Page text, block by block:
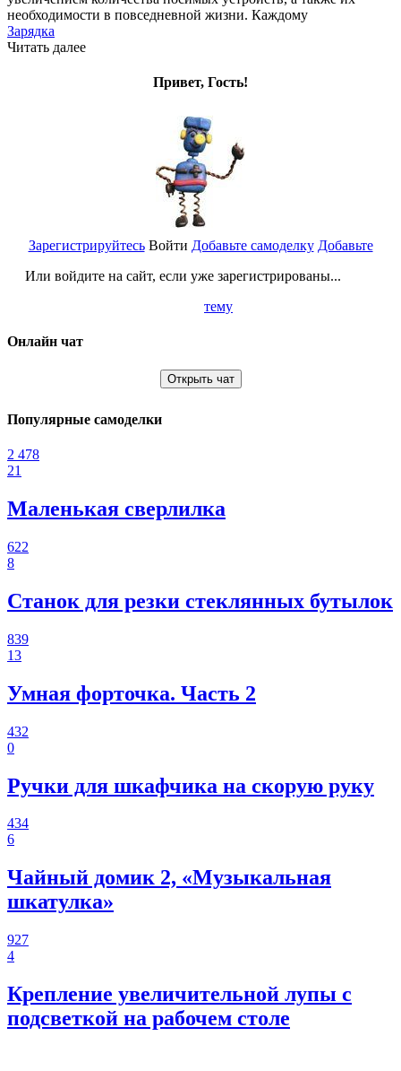
необходимости в повседневной жизни. Каждому
Зарядка
Читать далее
Привет, Гость!
Зарегистрируйтесь
Или войдите на сайт, если уже зарегистрированы...
Войти Добавьте самоделку Добавьте
тему
Онлайн чат
Открыть чат
Популярные самоделки
2 478
21
Маленькая сверлилка
622
8
Станок для резки стеклянных бутылок
839
13
Умная форточка. Часть 2
432
0
Ручки для шкафчика на скорую руку
434
6
Чайный домик 2, «Музыкальная
шкатулка»
927
4
Крепление увеличительной лупы с
подсветкой на рабочем столе